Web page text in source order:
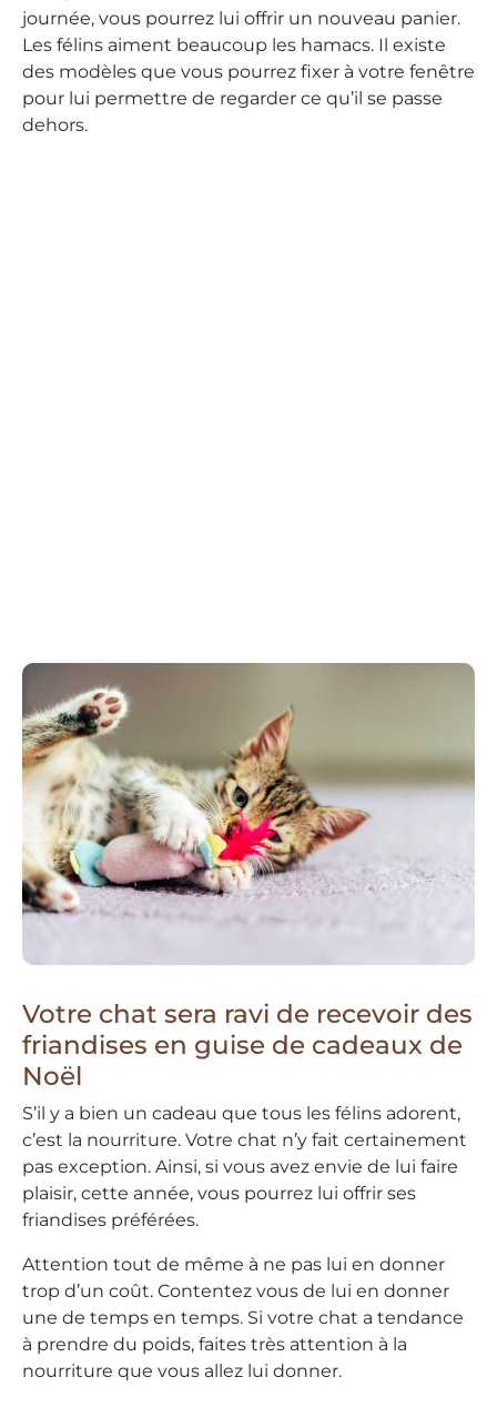
journée, vous pourrez lui offrir un nouveau panier.
Les félins aiment beaucoup les hamacs. Il existe
des modèles que vous pourrez fixer à votre fenêtre
pour lui permettre de regarder ce qu’il se passe
dehors.
Votre chat sera ravi de recevoir des
friandises en guise de cadeaux de
Noël
S’il y a bien un cadeau que tous les félins adorent,
c’est la nourriture. Votre chat n’y fait certainement
pas exception. Ainsi, si vous avez envie de lui faire
plaisir, cette année, vous pourrez lui offrir ses
friandises préférées.
Attention tout de même à ne pas lui en donner
trop d’un coût. Contentez vous de lui en donner
une de temps en temps. Si votre chat a tendance
à prendre du poids, faites très attention à la
nourriture que vous allez lui donner.